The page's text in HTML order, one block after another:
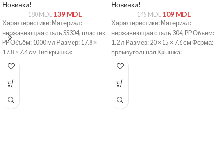
Новинки!
180MDL 139 MDL
Характеристики: Материал:
нержавеющая сталь SS304, пластик
PP Объём: 1000 мл Размер: 17.8 ×
17.8 × 7.4 см Тип крышки:
герметичная с защёлками BPA Free:
машине: да
Новинки!
145MDL 109 MDL
Характеристики: Материал:
нержавеющая сталь 304, PP Объем:
1.2 л Размер: 20 × 15 × 7.6 см Форма:
прямоугольная Крышка:
герметичная с воздушным
защита от протекания